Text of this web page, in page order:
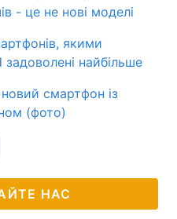
- це не нові моделі
якими
найбільше
смартфон із
(фото)
НАС